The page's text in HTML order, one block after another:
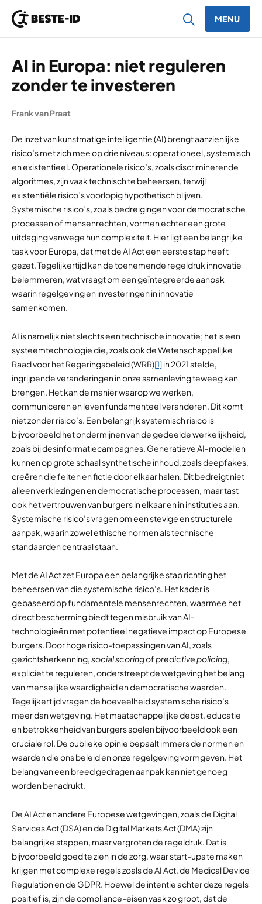
MENU
AI in Europa: niet reguleren
zonder te investeren
Frank van Praat
De inzet van kunstmatige intelligentie (AI) brengt aanzienlijke
risico’s met zich mee op drie niveaus: operationeel, systemisch
en existentieel. Operationele risico’s, zoals discriminerende
algoritmes, zijn vaak technisch te beheersen, terwijl
existentiële risico’s voorlopig hypothetisch blijven.
Systemische risico’s, zoals bedreigingen voor democratische
processen of mensenrechten, vormen echter een grote
uitdaging vanwege hun complexiteit. Hier ligt een belangrijke
taak voor Europa, dat met de AI Act een eerste stap heeft
gezet. Tegelijkertijd kan de toenemende regeldruk innovatie
belemmeren, wat vraagt om een geïntegreerde aanpak
waarin regelgeving en investeringen in innovatie
samenkomen.
AI is namelijk niet slechts een technische innovatie; het is een
systeemtechnologie die, zoals ook de Wetenschappelijke
Raad voor het Regeringsbeleid (WRR)[1]in 2021 stelde,
ingrijpende veranderingen in onze samenleving teweeg kan
brengen. Het kan de manier waarop we werken,
communiceren en leven fundamenteel veranderen. Dit komt
niet zonder risico’s. Een belangrijk systemisch risico is
bijvoorbeeld het ondermijnen van de gedeelde werkelijkheid,
zoals bij desinformatiecampagnes. Generatieve AI-modellen
kunnen op grote schaal synthetische inhoud, zoals deepfakes,
creëren die feiten en fictie door elkaar halen. Dit bedreigt niet
alleen verkiezingen en democratische processen, maar tast
ook het vertrouwen van burgers in elkaar en in instituties aan.
Systemische risico’s vragen om een stevige en structurele
aanpak, waarin zowel ethische normen als technische
standaarden centraal staan.
Met de AI Act zet Europa een belangrijke stap richting het
beheersen van die systemische risico’s. Het kader is
gebaseerd op fundamentele mensenrechten, waarmee het
direct bescherming biedt tegen misbruik van AI-
technologieën met potentieel negatieve impact op Europese
burgers. Door hoge risico-toepassingen van AI, zoals
gezichtsherkenning,social scoringofpredictive policing,
expliciet te reguleren, onderstreept de wetgeving het belang
van menselijke waardigheid en democratische waarden.
Tegelijkertijd vragen de hoeveelheid systemische risico’s
meer dan wetgeving. Het maatschappelijke debat, educatie
en betrokkenheid van burgers spelen bijvoorbeeld ook een
cruciale rol. De publieke opinie bepaalt immers de normen en
waarden die ons beleid en onze regelgeving vormgeven. Het
belang van een breed gedragen aanpak kan niet genoeg
worden benadrukt.
De AI Act en andere Europese wetgevingen, zoals de Digital
Services Act (DSA) en de Digital Markets Act (DMA) zijn
belangrijke stappen, maar vergroten de regeldruk. Dat is
bijvoorbeeld goed te zien in de zorg, waar start-ups te maken
krijgen met complexe regels zoals de AI Act, de Medical Device
Regulation en de GDPR. Hoewel de intentie achter deze regels
positief is, zijn de compliance-eisen vaak zo groot, dat de